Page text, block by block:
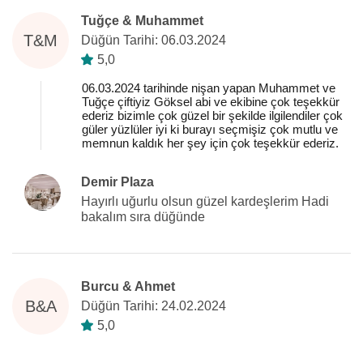
T&M
Tuğçe & Muhammet
Düğün Tarihi: 06.03.2024
5,0
06.03.2024 tarihinde nişan yapan Muhammet ve
Tuğçe çiftiyiz Göksel abi ve ekibine çok teşekkür
ederiz bizimle çok güzel bir şekilde ilgilendiler çok
güler yüzlüler iyi ki burayı seçmişiz çok mutlu ve
memnun kaldık her şey için çok teşekkür ederiz.
Demir Plaza
Hayırlı uğurlu olsun güzel kardeşlerim Hadi
bakalım sıra düğünde
B&A
Burcu & Ahmet
Düğün Tarihi: 24.02.2024
5,0